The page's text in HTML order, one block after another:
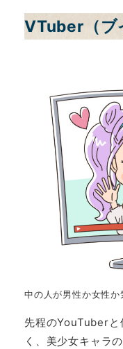
VTuber（ブ
中の人が男性か女性か
先程のYouTuberと
く、美少女キャラ